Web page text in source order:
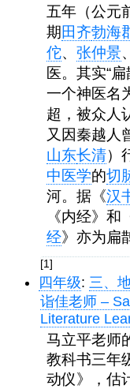
五年（公元
期田齐勃海
佗、 张仲景、
医。其实“扁
一个神医名
超，被众人
又因秦越人
山东长清）
中医学的切
河。据《汉
《内经》
经》亦为扁
[1]
四年级: 三、
诣佳老师 –
Literature
马立平老师
教科书三年
动仪》，估